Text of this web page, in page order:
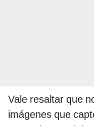
Vale resaltar que
imágenes que